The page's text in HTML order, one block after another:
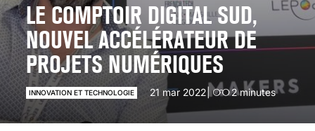
LE COMPTOIR DIGITAL SUD,
NOUVEL ACCÉLÉRATEUR DE
PROJETS NUMÉRIQUES
INNOVATION ET TECHNOLOGIE 21 mar 2022 2 minutes